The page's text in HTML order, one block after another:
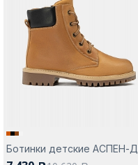
Ботинки детские АСПЕН-Д